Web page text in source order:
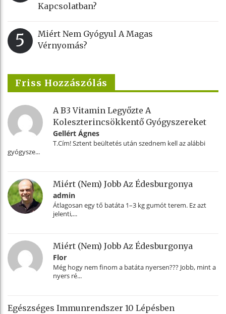
Kapcsolatban?
5
Miért Nem Gyógyul A Magas
Vérnyomás?
Friss Hozzászólás
A B3 Vitamin Legyőzte A
Koleszterincsökkentő Gyógyszereket
Gellért Ágnes
T.Cím! Sztent beültetés után szednem kell az alábbi
gyógysze...
Miért (nem) Jobb Az Édesburgonya
admin
Átlagosan egy tő batáta 1–3 kg gumót terem. Ez azt
jelenti,...
Miért (nem) Jobb Az Édesburgonya
Flor
Még hogy nem finom a batáta nyersen??? Jobb, mint a
nyers ré...
Egészséges Immunrendszer 10 Lépésben